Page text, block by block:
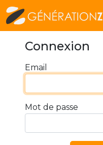
Connexion
Email
Mot de passe